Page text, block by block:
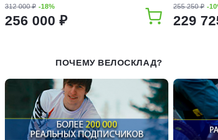
312 000 ₽ -18%
256 000 ₽
255 250 ₽ -
229
ПОЧЕМУ ВЕЛОСКЛАД?